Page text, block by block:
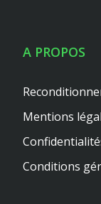
A PROPOS
Mentions
Conditions